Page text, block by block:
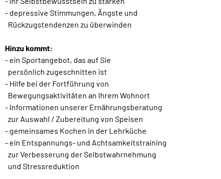
- depressive Stimmungen, Ängste und
Rückzugstendenzen zu überwinden
Hinzu kommt:
- ein Sportangebot, das auf Sie
persönlich zugeschnitten ist
- Hilfe bei der Fortführung von
Bewegungsaktivitäten an Ihrem Wohnort
- Informationen unserer Ernährungsberatung
zur Auswahl / Zubereitung von Speisen
- gemeinsames Kochen in der Lehrküche
- ein Entspannungs- und Achtsamkeitstraining
zur Verbesserung der Selbstwahrnehmung
und Stressreduktion